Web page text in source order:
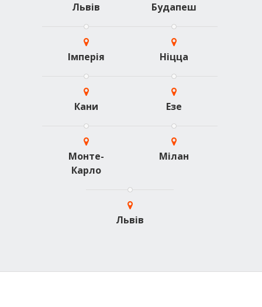
Львів Будапеш
Імперія Ніцца
Кани Езе
Монте-
Карло
Мілан
Львів